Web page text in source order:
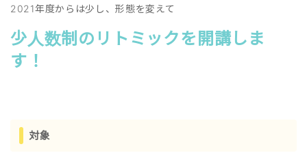
2021年度からは少し、形態を変えて
少人数制のリトミックを開講しま
す！
対象